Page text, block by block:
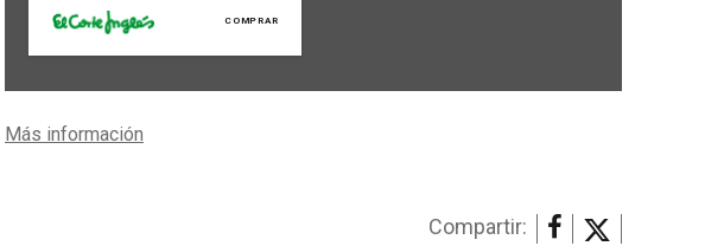
COMPRAR
Más información
Compartir: